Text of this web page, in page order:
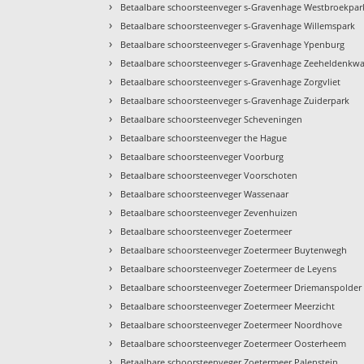
› Betaalbare schoorsteenveger s-Gravenhage
› Betaalbare schoorsteenveger s-Gravenhage Willemspark
› Betaalbare schoorsteenveger s-Gravenhage Ypenburg
› Betaalbare schoorsteenveger s-Gravenhage
› Betaalbare schoorsteenveger s-Gravenhage Zorgvliet
› Betaalbare schoorsteenveger s-Gravenhage Zuiderpark
› Betaalbare schoorsteenveger Scheveningen
› Betaalbare schoorsteenveger the Hague
› Betaalbare schoorsteenveger Voorburg
› Betaalbare schoorsteenveger Voorschoten
› Betaalbare schoorsteenveger Wassenaar
› Betaalbare schoorsteenveger Zevenhuizen
› Betaalbare schoorsteenveger Zoetermeer
› Betaalbare schoorsteenveger Zoetermeer Buytenwegh
› Betaalbare schoorsteenveger Zoetermeer de Leyens
› Betaalbare schoorsteenveger Zoetermeer Driemanspolder
› Betaalbare schoorsteenveger Zoetermeer Meerzicht
› Betaalbare schoorsteenveger Zoetermeer Noordhove
› Betaalbare schoorsteenveger Zoetermeer Oosterheem